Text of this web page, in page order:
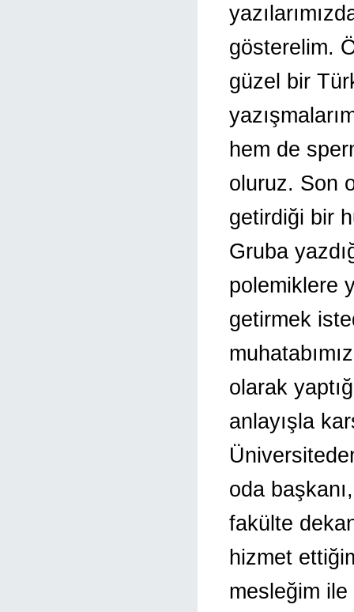
gösterelim.
güzel bir
hem de
oluruz. Son
getirdiği bir
Gruba
polemiklere
getirmek
olarak
anlayışla
oda başkanı,
fakülte
hizmet
mesleğim